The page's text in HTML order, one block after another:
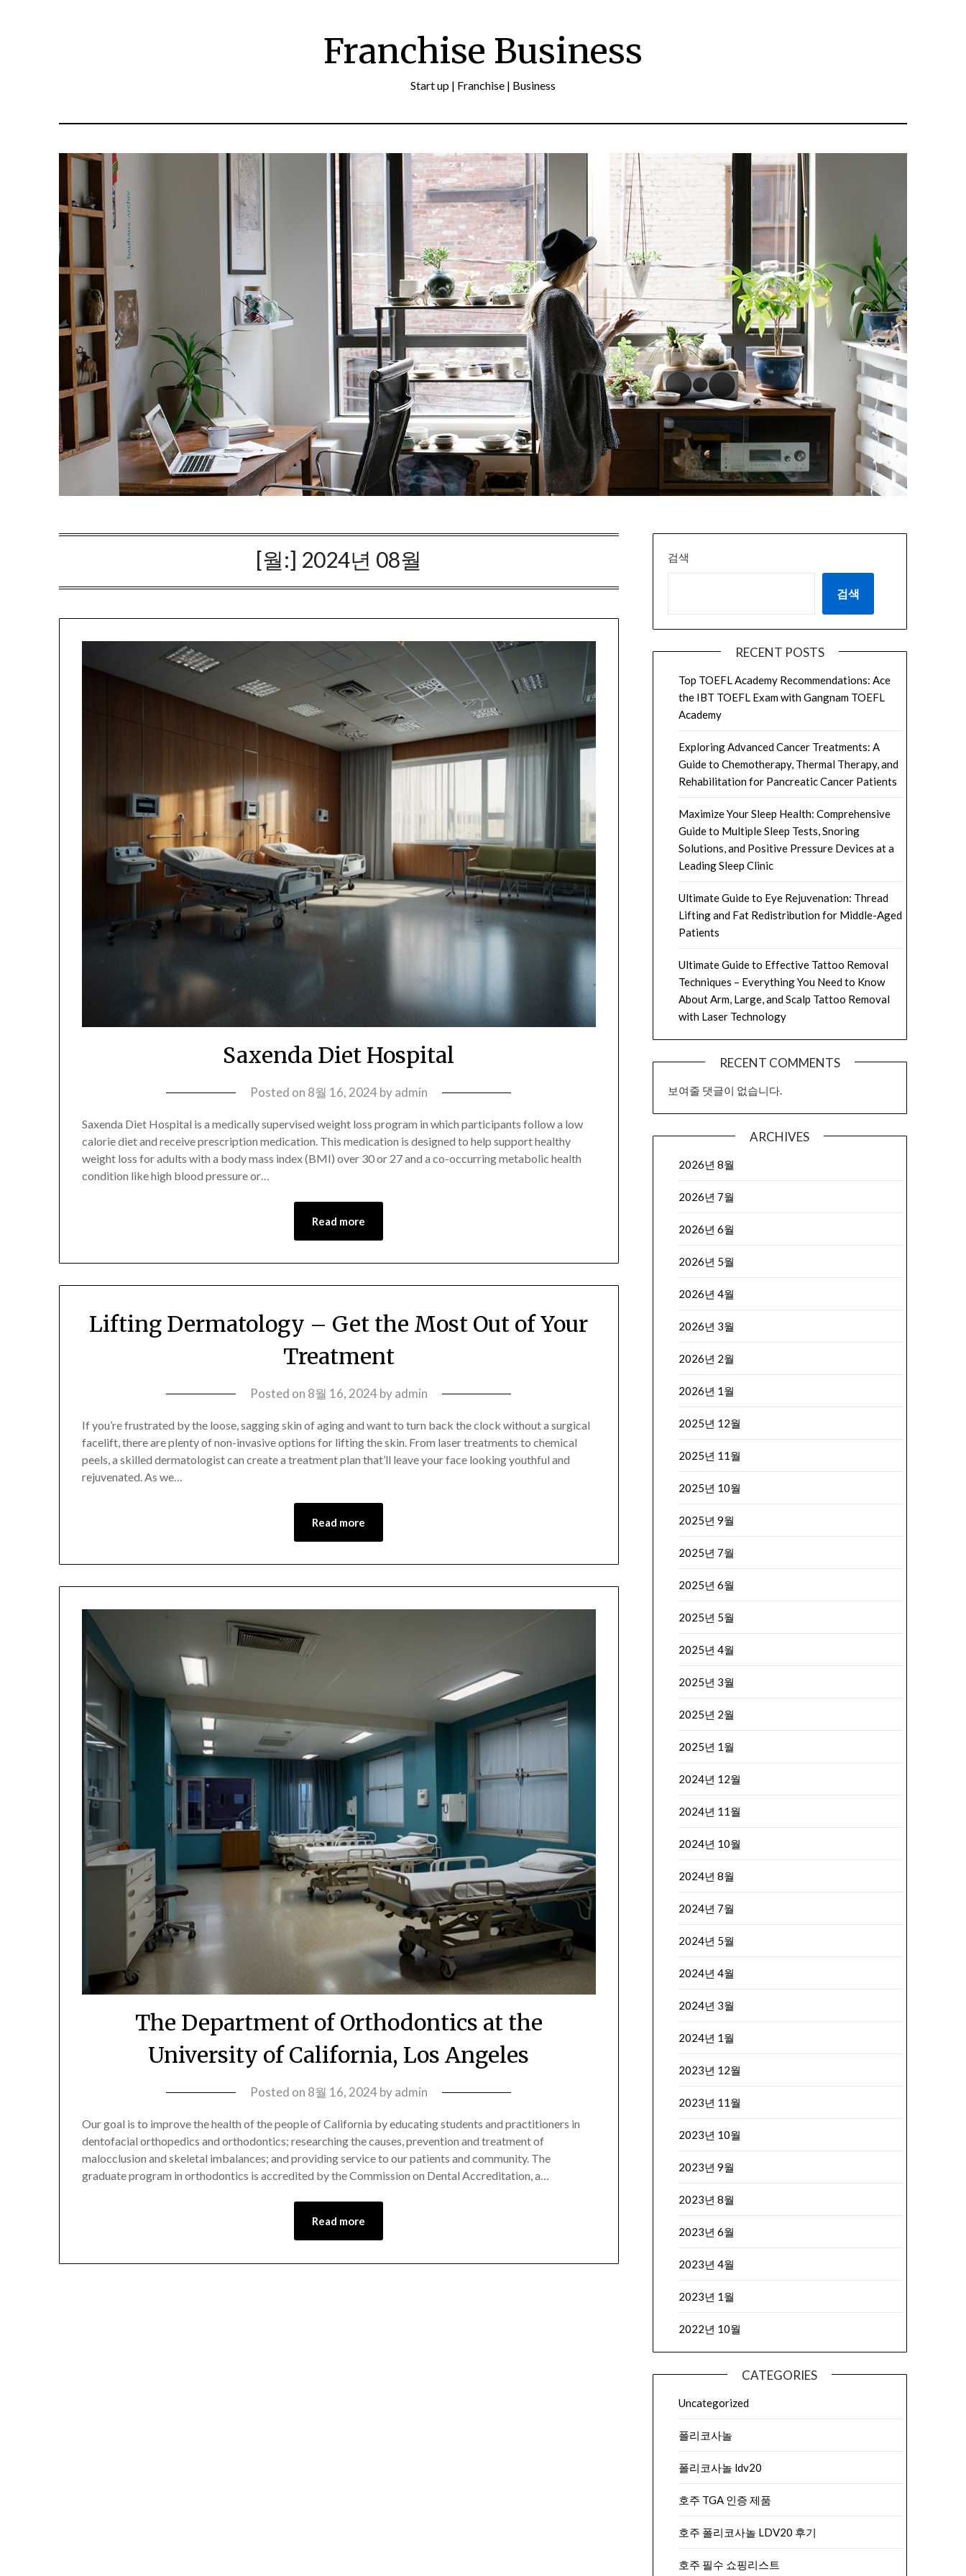
Franchise Business
Start up | Franchise | Business
[월:] 2024년 08월
Saxenda Diet Hospital
Posted on 8월 16, 2024byadmin
Saxenda Diet Hospital is a medically supervised weight loss program in which participants follow a low
calorie diet and receive prescription medication. This medication is designed to help support healthy
weight loss for adults with a body mass index (BMI) over 30 or 27 and a co-occurring metabolic health
condition like high blood pressure or…
Read more
Lifting Dermatology – Get the Most Out of Your
Treatment
Posted on 8월 16, 2024byadmin
If you’re frustrated by the loose, sagging skin of aging and want to turn back the clock without a surgical
facelift, there are plenty of non-invasive options for lifting the skin. From laser treatments to chemical
peels, a skilled dermatologist can create a treatment plan that’ll leave your face looking youthful and
rejuvenated. As we…
Read more
The Department of Orthodontics at the
University of California, Los Angeles
Posted on 8월 16, 2024byadmin
Our goal is to improve the health of the people of California by educating students and practitioners in
dentofacial orthopedics and orthodontics; researching the causes, prevention and treatment of
malocclusion and skeletal imbalances; and providing service to our patients and community. The
graduate program in orthodontics is accredited by the Commission on Dental Accreditation, a…
Read more
검색
검색
RECENT POSTS
Top TOEFL Academy Recommendations: Ace
the IBT TOEFL Exam with Gangnam TOEFL
Academy
Exploring Advanced Cancer Treatments: A
Guide to Chemotherapy, Thermal Therapy, and
Rehabilitation for Pancreatic Cancer Patients
Maximize Your Sleep Health: Comprehensive
Guide to Multiple Sleep Tests, Snoring
Solutions, and Positive Pressure Devices at a
Leading Sleep Clinic
Ultimate Guide to Eye Rejuvenation: Thread
Lifting and Fat Redistribution for Middle-Aged
Patients
Ultimate Guide to Effective Tattoo Removal
Techniques – Everything You Need to Know
About Arm, Large, and Scalp Tattoo Removal
with Laser Technology
RECENT COMMENTS
보여줄 댓글이 없습니다.
ARCHIVES
2026년 8월
2026년 7월
2026년 6월
2026년 5월
2026년 4월
2026년 3월
2026년 2월
2026년 1월
2025년 12월
2025년 11월
2025년 10월
2025년 9월
2025년 7월
2025년 6월
2025년 5월
2025년 4월
2025년 3월
2025년 2월
2025년 1월
2024년 12월
2024년 11월
2024년 10월
2024년 8월
2024년 7월
2024년 5월
2024년 4월
2024년 3월
2024년 1월
2023년 12월
2023년 11월
2023년 10월
2023년 9월
2023년 8월
2023년 6월
2023년 4월
2023년 1월
2022년 10월
CATEGORIES
Uncategorized
폴리코사놀
폴리코사놀 ldv20
호주 TGA 인증 제품
호주 폴리코사놀 LDV20 후기
호주 필수 쇼핑리스트